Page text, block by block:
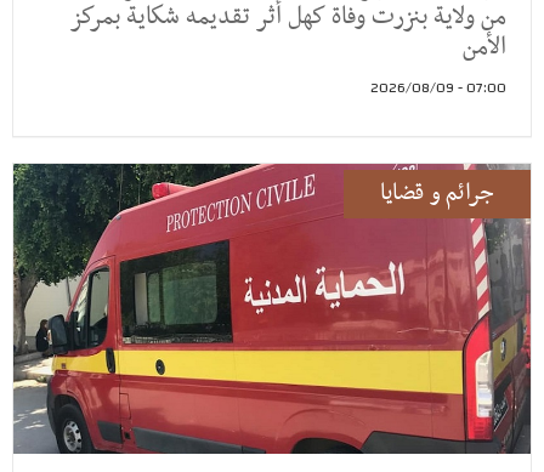
من ولاية بنزرت وفاة كهل أثر تقديمه شكاية بمركز
الأمن
07:00 - 2026/08/09
جرائم و قضايا